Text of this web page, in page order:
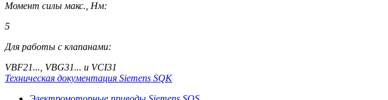
Момент силы макс., Нм:
5
Для работы с клапанами:
VBF21..., VBG31... и VCI31
Техническая документация Siemens SQK